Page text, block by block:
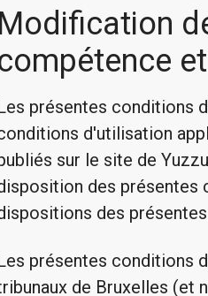
Modification
présentes conditions
d'utilisation
sur le site de
des présentes
des
présentes conditions
de Bruxelles (et